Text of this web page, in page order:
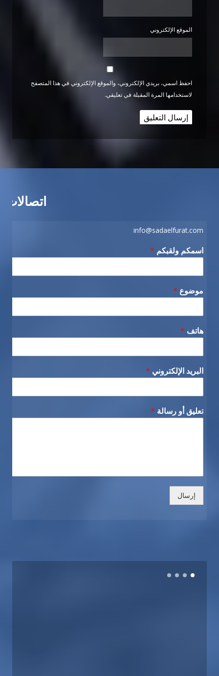
الموقع الإلكتروني
احفظ اسمي، بريدي الإلكتروني، والموقع الإلكتروني في هذا المتصفح
لاستخدامها المرة المقبلة في تعليقي.
اتصالات
info@sadaelfurat.com
اسمكم ولقبكم *
موضوع *
هاتف *
البريد الإلكتروني *
تعليق أو رسالة *
إرسال